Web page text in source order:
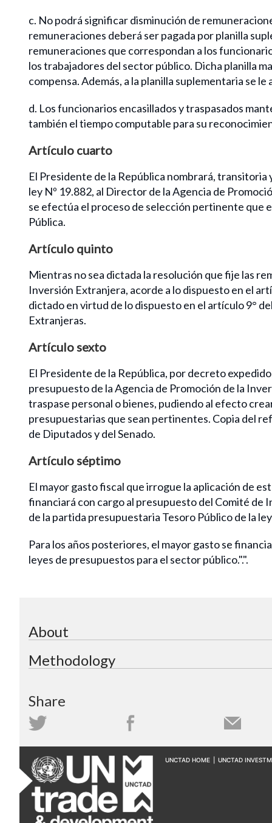
c. No podrá significar disminución de
remuneraciones deberá ser pagada por planilla
remuneraciones que correspondan a los
los trabajadores del sector público. Dicha planilla
compensa. Además, a la planilla suplementaria se
d. Los funcionarios encasillados y traspasados
también el tiempo computable para su
Artículo cuarto
El Presidente de la República nombrará,
ley Nº 19.882, al Director de la Agencia de
se efectúa el proceso de selección pertinente que
Pública.
Artículo quinto
Mientras no sea dictada la resolución que fije las
Inversión Extranjera, acorde a lo dispuesto en el
dictado en virtud de lo dispuesto en el artículo 9°
Extranjeras.
Artículo sexto
El Presidente de la República, por decreto
presupuesto de la Agencia de Promoción de la
traspase personal o bienes, pudiendo al efecto
presupuestarias que sean pertinentes. Copia del
de Diputados y del Senado.
Artículo séptimo
El mayor gasto fiscal que irrogue la aplicación de
financiará con cargo al presupuesto del Comité de
de la partida presupuestaria Tesoro Público de la
Para los años posteriores, el mayor gasto se
leyes de presupuestos para el sector público.".".
About
Methodology
Share
UNCTAD HOME UNCTAD